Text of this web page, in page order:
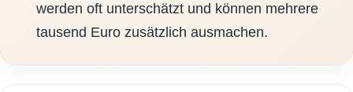
werden oft unterschätzt und können mehrere
tausend Euro zusätzlich ausmachen.